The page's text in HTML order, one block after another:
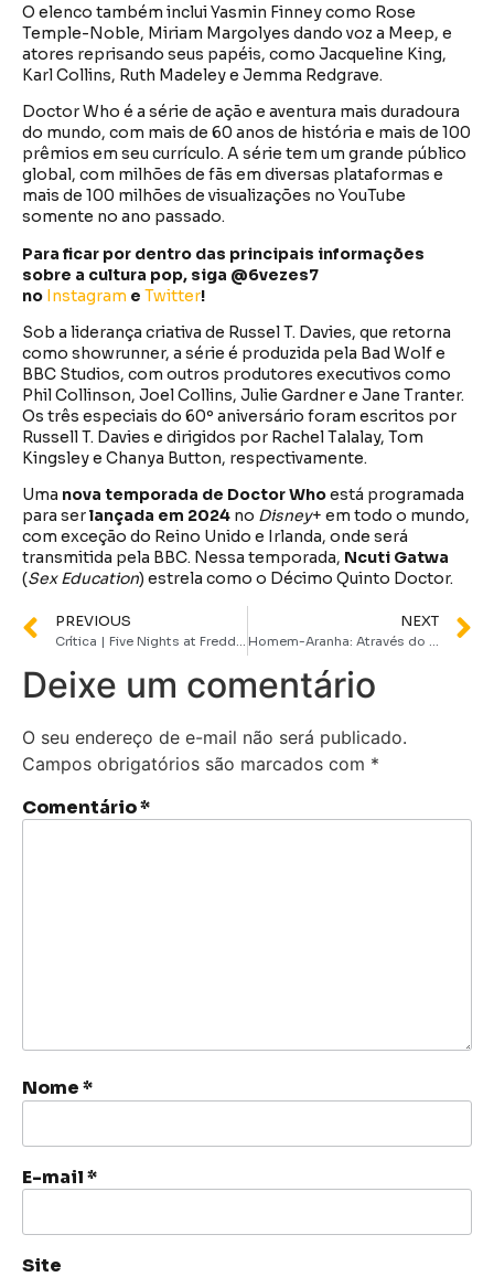
O elenco também inclui Yasmin Finney como Rose
Temple-Noble, Miriam Margolyes dando voz a Meep, e
atores reprisando seus papéis, como Jacqueline King,
Karl Collins, Ruth Madeley e Jemma Redgrave.
Doctor Who é a série de ação e aventura mais duradoura
do mundo, com mais de 60 anos de história e mais de 100
prêmios em seu currículo. A série tem um grande público
global, com milhões de fãs em diversas plataformas e
mais de 100 milhões de visualizações no YouTube
somente no ano passado.
Para ficar por dentro das principais informações
sobre a cultura pop, siga @6vezes7
no Instagram e Twitter!
Sob a liderança criativa de Russel T. Davies, que retorna
como showrunner, a série é produzida pela Bad Wolf e
BBC Studios, com outros produtores executivos como
Phil Collinson, Joel Collins, Julie Gardner e Jane Tranter.
Os três especiais do 60º aniversário foram escritos por
Russell T. Davies e dirigidos por Rachel Talalay, Tom
Kingsley e Chanya Button, respectivamente.
Uma nova temporada de Doctor Whoestá programada
para serlançada em 2024 no Disney+ em todo o mundo,
com exceção do Reino Unido e Irlanda, onde será
transmitida pela BBC. Nessa temporada, Ncuti Gatwa
(Sex Education) estrela como o Décimo Quinto Doctor.
PREVIOUS NEXT
Deixe um comentário
O seu endereço de e-mail não será publicado.
Campos obrigatórios são marcados com *
Comentário*
Nome*
E-mail*
Site